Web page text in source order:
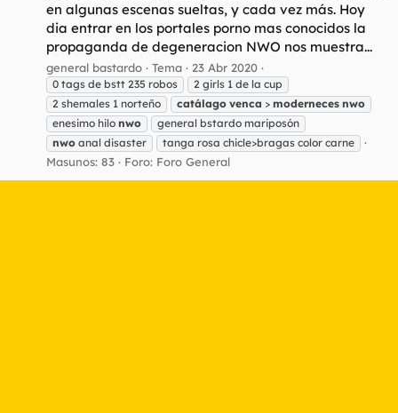
en algunas escenas sueltas, y cada vez más. Hoy
dia entrar en los portales porno mas conocidos la
propaganda de degeneracion NWO nos muestra...
general bastardo Tema 23 Abr 2020
0 tags de bstt 235 robos
2 girls 1 de la cup
2 shemales 1 norteño
catálago venca > moderneces nwo
enesimo hilo nwo
general bstardo mariposón
nwo anal disaster tanga rosa chicle>bragas color carne
Masunos: 83 Foro: Foro General